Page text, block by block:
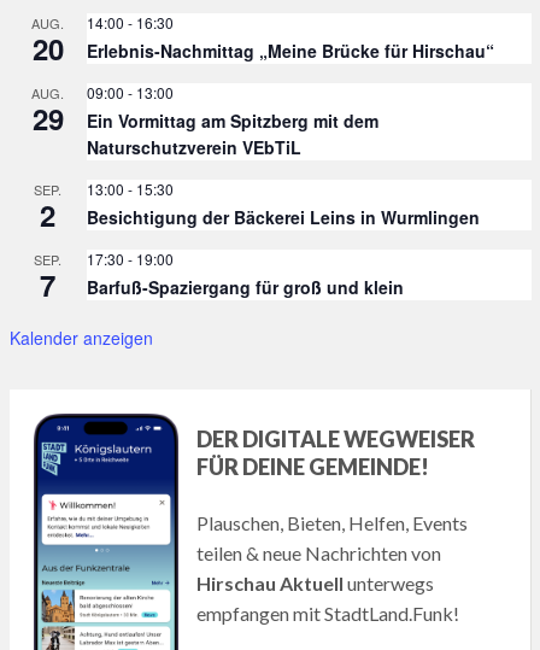
AUG.
20
14:00 - 16:30
Erlebnis-Nachmittag „Meine Brücke für Hirschau“
AUG.
29
09:00 - 13:00
Ein Vormittag am Spitzberg mit dem
Naturschutzverein VEbTiL
SEP.
2
13:00 - 15:30
Besichtigung der Bäckerei Leins in Wurmlingen
SEP.
7
17:30 - 19:00
Barfuß-Spaziergang für groß und klein
Kalender anzeigen
DER DIGITALE WEGWEISER
FÜR DEINE GEMEINDE!
Plauschen, Bieten, Helfen, Events
teilen & neue Nachrichten von
Hirschau Aktuell unterwegs
empfangen mit StadtLand.Funk!